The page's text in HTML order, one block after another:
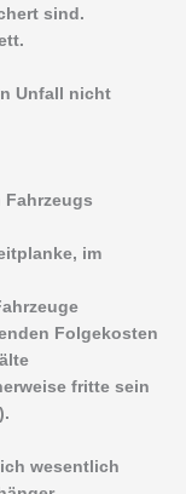
sind.
Unfall nicht
im
Folgekosten
fritte sein
wesentlich